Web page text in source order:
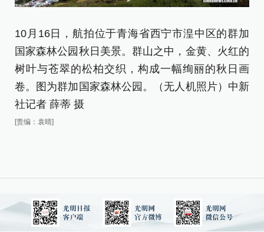
10月16日，航拍位于青海省西宁市湟中区的群加
国家森林公园秋日美景。群山之中，金黄、火红的
树叶与苍翠的松柏交织，构成一幅绚丽的秋日画
卷。图为群加国家森林公园。（无人机照片）中新
社记者 薛蒂 摄
[责编：袁晴]